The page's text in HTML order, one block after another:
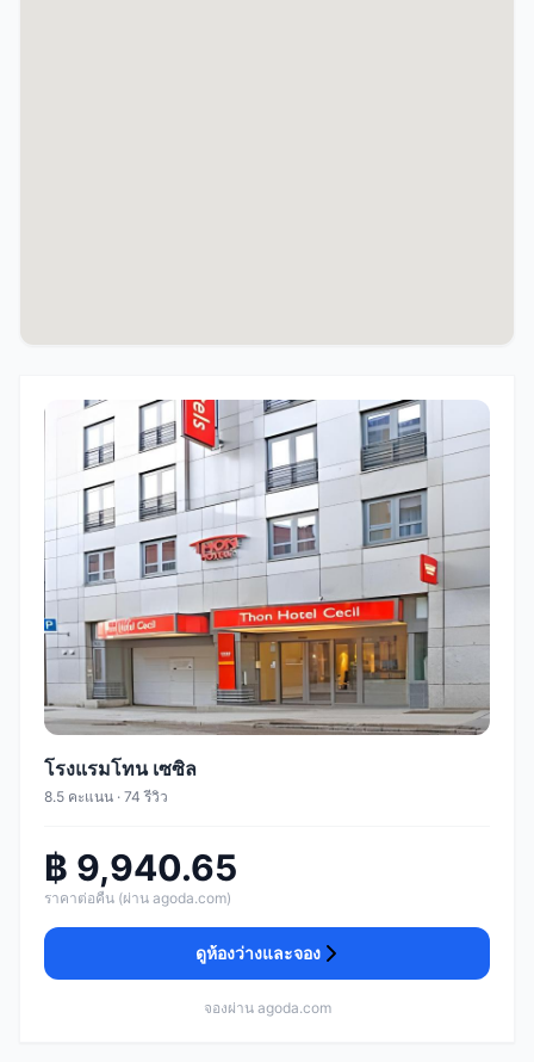
โรงแรมโทน เซซิล
8.5 คะแนน · 74 รีวิว
฿ 9,940.65
ราคาต่อคืน (ผ่าน agoda.com)
ดูห้องว่างและจอง
จองผ่าน agoda.com